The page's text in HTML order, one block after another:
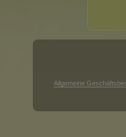
Allgemeine